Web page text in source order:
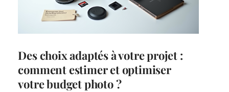
Des choix adaptés à votre projet :
comment estimer et optimiser
votre budget photo ?